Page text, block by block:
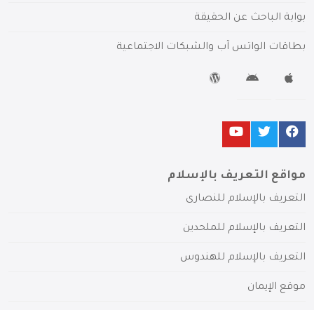
بوابة الباحث عن الحقيقة
بطاقات الواتس آب والشبكات الاجتماعية
مواقع التعريف بالإسلام
التعريف بالإسلام للنصارى
التعريف بالإسلام للملحدين
التعريف بالإسلام للهندوس
موقع الإيمان